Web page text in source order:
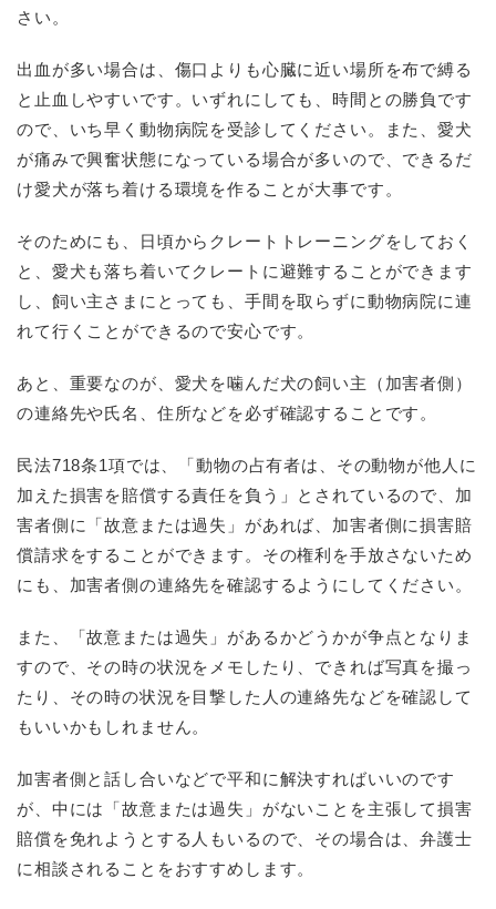
さい。
出血が多い場合は、傷口よりも心臓に近い場所を布で縛る
と止血しやすいです。いずれにしても、時間との勝負です
ので、いち早く動物病院を受診してください。また、愛犬
が痛みで興奮状態になっている場合が多いので、できるだ
け愛犬が落ち着ける環境を作ることが大事です。
そのためにも、日頃からクレートトレーニングをしておく
と、愛犬も落ち着いてクレートに避難することができます
し、飼い主さまにとっても、手間を取らずに動物病院に連
れて行くことができるので安心です。
あと、重要なのが、愛犬を噛んだ犬の飼い主（加害者側）
の連絡先や氏名、住所などを必ず確認することです。
民法718条1項では、「動物の占有者は、その動物が他人に
加えた損害を賠償する責任を負う」とされているので、加
害者側に「故意または過失」があれば、加害者側に損害賠
償請求をすることができます。その権利を手放さないため
にも、加害者側の連絡先を確認するようにしてください。
また、「故意または過失」があるかどうかが争点となりま
すので、その時の状況をメモしたり、できれば写真を撮っ
たり、その時の状況を目撃した人の連絡先などを確認して
もいいかもしれません。
加害者側と話し合いなどで平和に解決すればいいのです
が、中には「故意または過失」がないことを主張して損害
賠償を免れようとする人もいるので、その場合は、弁護士
に相談されることをおすすめします。